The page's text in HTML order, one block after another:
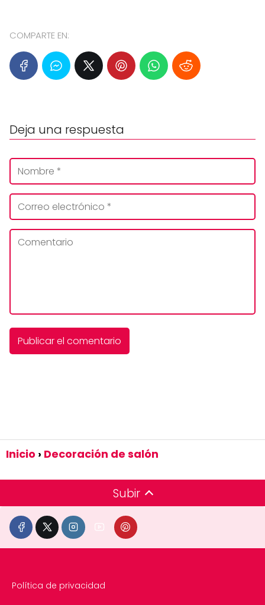
COMPARTE EN:
Deja una respuesta
Inicio Decoración de salón
Subir
Política de privacidad